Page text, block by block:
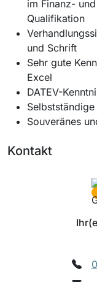
im Finanz-
Qualifikation
und Schrift
Sehr gute
Excel
DATEV-
Souveränes
Kontakt